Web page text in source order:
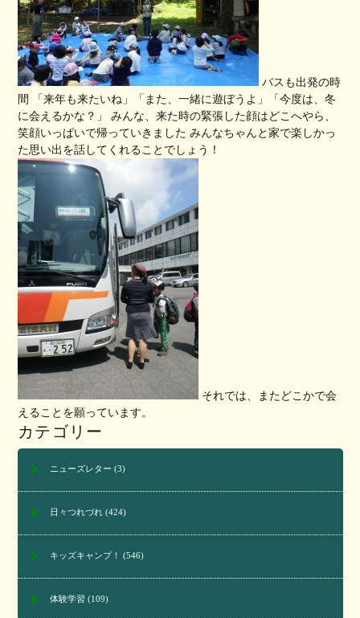
バスも出発の時
間 「来年も来たいね」「また、一緒に遊ぼうよ」「今度は、冬
に会えるかな？」 みんな、来た時の緊張した顔はどこへやら、
笑顔いっぱいで帰っていきました みんなちゃんと家で楽しかっ
た思い出を話してくれることでしょう！
それでは、またどこかで会
えることを願っています。
カテゴリー
ニューズレター (3)
日々つれづれ(424)
キッズキャンプ！ (546)
体験学習 (109)